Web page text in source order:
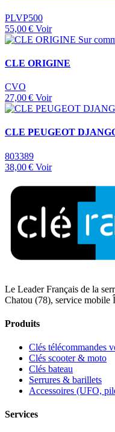
PLVP500
55,00 € Voir
Sur
CLE ORIGINE
CVO
27,00 € Voir
CLE PEUGEOT
803389
38,00 € Voir
Le Leader Français de la
Chatou (78), service mobile
Produits
Clés télécommandes
Clés scooter & moto
Clés bateau
Serrures & barillets
Accessoires (UFO,
Services